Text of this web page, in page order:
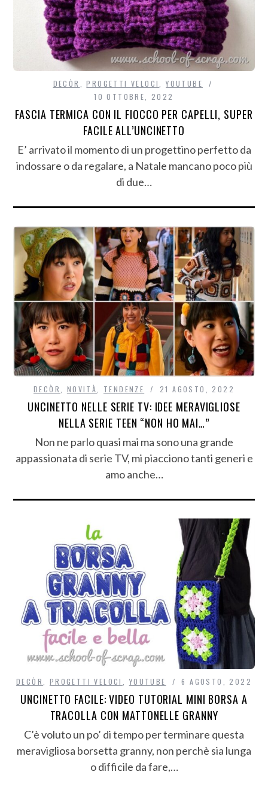
DECÒR ,PROGETTI VELOCI ,YOUTUBE
10 OTTOBRE, 2022
FASCIA TERMICA CON IL FIOCCO PER CAPELLI, SUPER
FACILE ALL’UNCINETTO
E’ arrivato il momento di un progettino perfetto da
indossare o da regalare, a Natale mancano poco più
di due…
DECÒR NOVITÀ TENDENZE 21 AGOSTO, 2022
UNCINETTO NELLE SERIE TV: IDEE MERAVIGLIOSE
NELLA SERIE TEEN “NON HO MAI…”
Non ne parlo quasi mai ma sono una grande
appassionata di serie TV, mi piacciono tanti generi e
amo anche…
DECÒR PROGETTI VELOCI YOUTUBE 6 AGOSTO, 2022
UNCINETTO FACILE: VIDEO TUTORIAL MINI BORSA A
TRACOLLA CON MATTONELLE GRANNY
C’è voluto un po’ di tempo per terminare questa
meravigliosa borsetta granny, non perchè sia lunga
o difficile da fare,…